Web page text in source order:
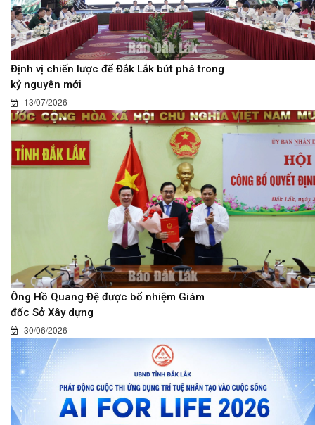
Định vị chiến lược để Đắk Lắk bứt phá trong
kỷ nguyên mới
13/07/2026
Ông Hồ Quang Đệ được bổ nhiệm Giám
đốc Sở Xây dựng
30/06/2026